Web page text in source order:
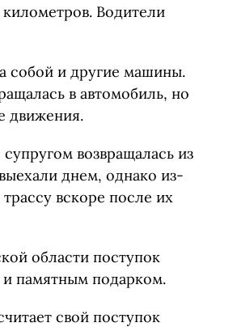
Водители
собой и другие машины.
в автомобиль, но
движения.
возвращалась из
днем, однако из-
вскоре после их
области поступок
памятным подарком.
свой поступок